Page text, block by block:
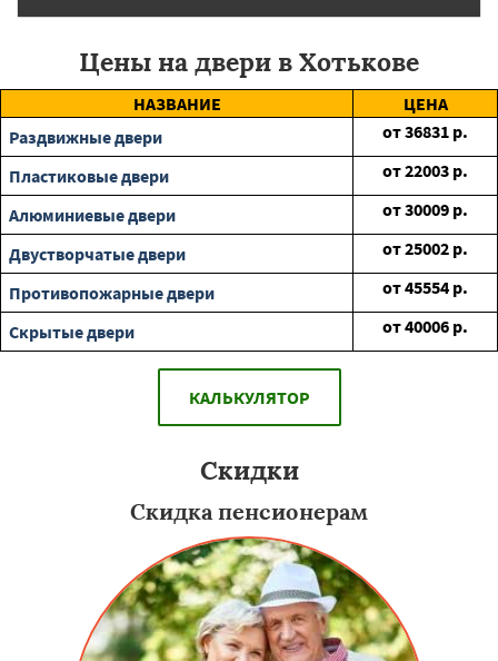
Цены на двери в Хотькове
НАЗВАНИЕ
ЦЕНА
Раздвижные двери
от36831 р.
Пластиковые двери
от22003 р.
Алюминиевые двери
от30009 р.
Двустворчатые двери
от25002 р.
Противопожарные двери
от45554 р.
Скрытые двери
от40006 р.
КАЛЬКУЛЯТОР
Скидки
Скидка пенсионерам